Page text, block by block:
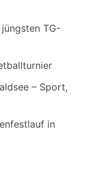
TG-
– Sport,
in